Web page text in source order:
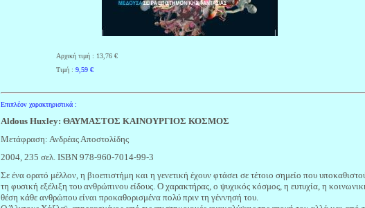
Αρχική τιμή : 13,76 €
Τιμή : 9,59 €
Επιπλέον χαρακτηριστικά :
Aldous Huxley: ΘΑΥΜΑΣΤΟΣ ΚΑΙΝΟΥΡΓΙΟΣ ΚΟΣΜΟΣ
Mετάφραση: Ανδρέας Αποστολίδης
2004, 235 σελ. ISBN 978-960-7014-99-3
Σε ένα ορατό μέλλον, η βιοεπιστήμη και η γενετική έχουν φτάσει σε τέτοιο σημείο που
τη φυσική εξέλιξη του ανθρώπινου είδους. Ο χαρακτήρας, ο ψυχικός κόσμος, η ευτυχία, η
θέση κάθε ανθρώπου είναι προκαθορισμένα πολύ πριν τη γέννησή του.